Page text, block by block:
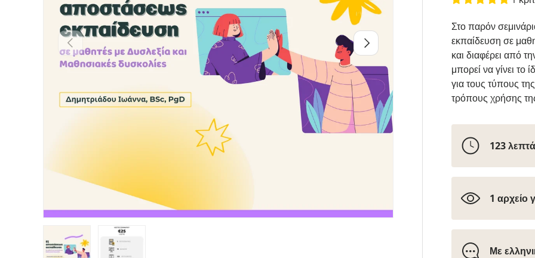
Προηγούμενο Επόμενο
Load image 1 in gallery viewLoad image 2 in gallery view
Στο παρόν
εκπαίδευση σε
και διαφέρει από
μπορεί να γίνει το
για τους τύπους
τρόπους χρήσης
123
1 αρχείο
Με